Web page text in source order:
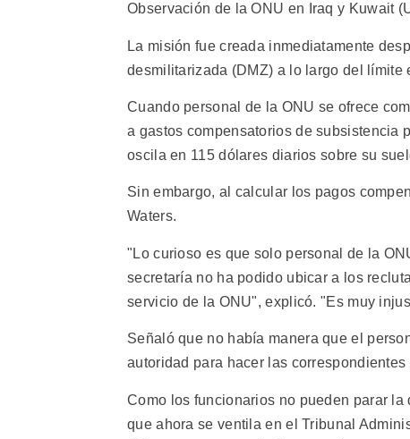
Observación de la ONU en Iraq y Kuwait
La misión fue creada inmediatamente
desmilitarizada (DMZ) a lo largo del límite
Cuando personal de la ONU se ofrece
a gastos compensatorios de subsistencia
oscila en 115 dólares diarios sobre su
Sin embargo, al calcular los pagos
Waters.
"Lo curioso es que solo personal de la
secretaría no ha podido ubicar a los
servicio de la ONU", explicó. "Es muy
Señaló que no había manera que el
autoridad para hacer las
Como los funcionarios no pueden parar
que ahora se ventila en el Tribunal